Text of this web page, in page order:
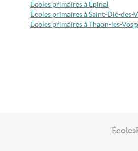
Écoles primaires à Épinal
Écoles primaires à Saint-Dié-des-
Écoles primaires à Thaon-les-